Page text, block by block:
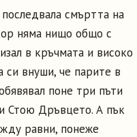
смъртта на
няма нищо общо с
в кръчмата и високо
си внуши, че парите в
поне три пъти
Стою Дръвцето. А пък
равни, понеже